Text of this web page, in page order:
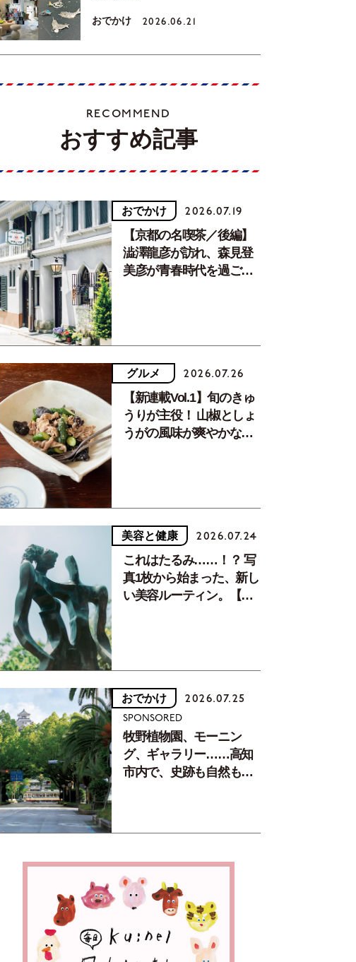
おでかけ 2026.06.21
RECOMMEND
おすすめ記事
おでかけ 2026.07.19
【京都の名喫茶／後編】
澁澤龍彦が訪れ、森見登
美彦が青春時代を過ごし
グルメ 2026.07.26
【新連載Vol.1】旬のきゅ
うりが主役！ 山椒としょ
うがの風味が爽やかな、
美容と健康 2026.07.24
これはたるみ……！？ 写
真1枚から始まった、新し
い美容ルーティン。【中
おでかけ 2026.07.25
SPONSORED
牧野植物園、モーニン
グ、ギャラリー……高知
市内で、史跡も自然もグ